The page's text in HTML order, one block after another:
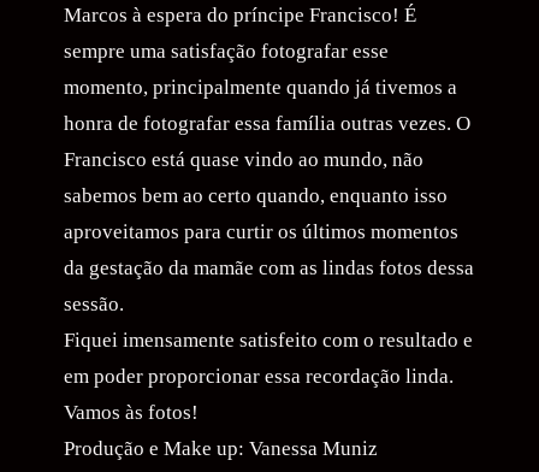
Marcos à espera do príncipe Francisco! É
sempre uma satisfação fotografar esse
momento, principalmente quando já tivemos a
honra de fotografar essa família outras vezes. O
Francisco está quase vindo ao mundo, não
sabemos bem ao certo quando, enquanto isso
aproveitamos para curtir os últimos momentos
da gestação da mamãe com as lindas fotos dessa
sessão.
Fiquei imensamente satisfeito com o resultado e
em poder proporcionar essa recordação linda.
Vamos às fotos!
Produção e Make up: Vanessa Muniz